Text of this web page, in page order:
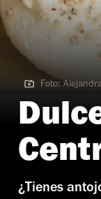
Foto: Alejandra
Foto:
¿Tienes